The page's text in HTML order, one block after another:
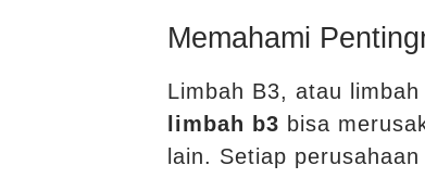
Memahami
Limbah B3, atau
limbah b3 bisa
lain. Setiap